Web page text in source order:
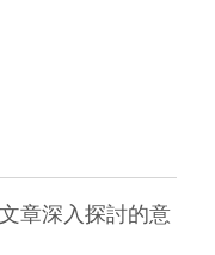
章深入探討的意